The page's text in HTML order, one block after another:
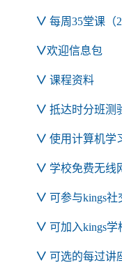
∨ 每周35堂课（
∨欢迎信息包
∨ 课程资料
∨ 抵达时分班测
∨ 使用计算机学
∨ 学校免费无线
∨ 可参与kings
∨ 可加入kings学
∨ 可选的每过讲